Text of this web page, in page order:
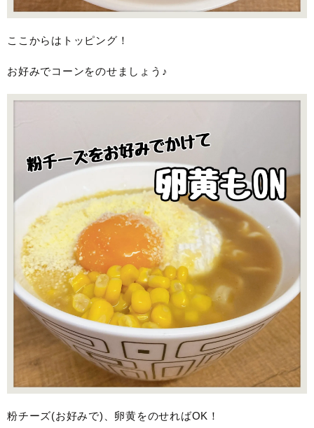
ここからはトッピング！
お好みでコーンをのせましょう♪
粉チーズ(お好みで)、卵黄をのせればOK！